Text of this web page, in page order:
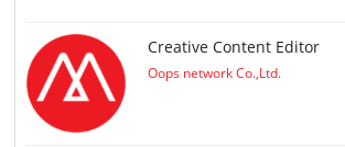
Creative Content Editor
Oops network Co.,Ltd.